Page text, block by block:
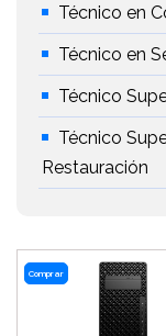
Técnico en
Técnico en
Técnico
Técnico
Restauración
Comprar